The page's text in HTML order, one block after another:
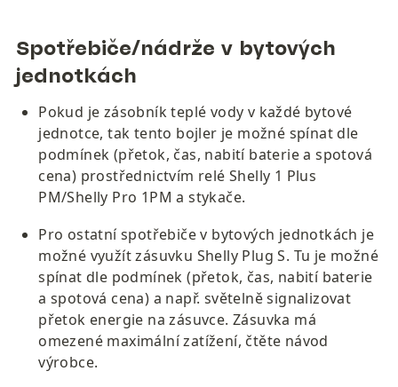
Spotřebiče/nádrže v bytových
jednotkách
Pokud je zásobník teplé vody v každé bytové
jednotce, tak tento bojler je možné spínat dle
podmínek (přetok, čas, nabití baterie a spotová
cena) prostřednictvím relé Shelly 1 Plus
PM/Shelly Pro 1PM a stykače.
Pro ostatní spotřebiče v bytových jednotkách je
možné využít zásuvku Shelly Plug S. Tu je možné
spínat dle podmínek (přetok, čas, nabití baterie
a spotová cena) a např. světelně signalizovat
přetok energie na zásuvce. Zásuvka má
omezené maximální zatížení, čtěte návod
výrobce.